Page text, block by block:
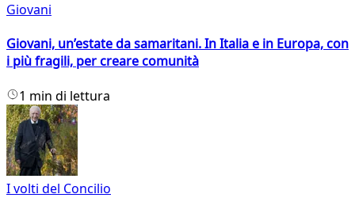
Giovani
Giovani, un’estate da samaritani. In Italia e in Europa, con
i più fragili, per creare comunità
1 min di lettura
I volti del Concilio